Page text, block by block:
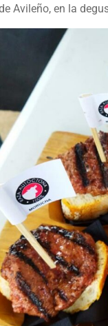
Avileño, en la